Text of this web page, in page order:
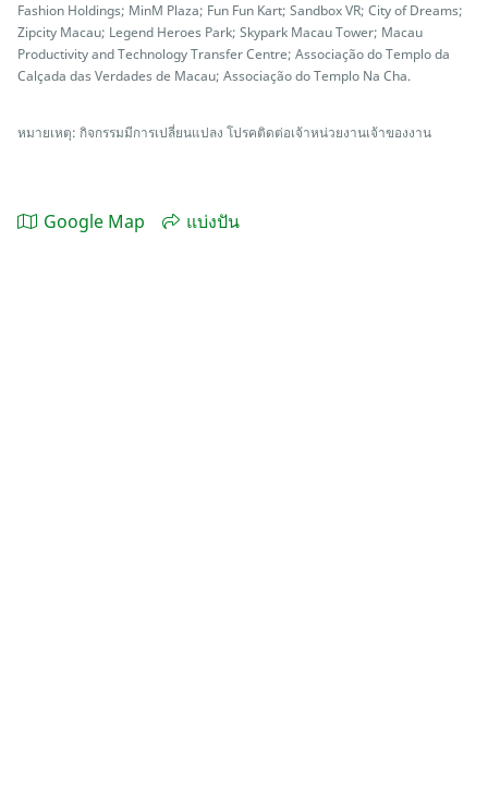
Fashion Holdings; MinM Plaza; Fun Fun Kart; Sandbox VR; City of Dreams;
Zipcity Macau; Legend Heroes Park; Skypark Macau Tower; Macau
Productivity and Technology Transfer Centre; Associação do Templo da
Calçada das Verdades de Macau; Associação do Templo Na Cha.
หมายเหตุ: กิจกรรมมีการเปลี่ยนแปลง โปรคติดต่อเจ้าหน่วยงานเจ้าของงาน
Google Map แบ่งปัน